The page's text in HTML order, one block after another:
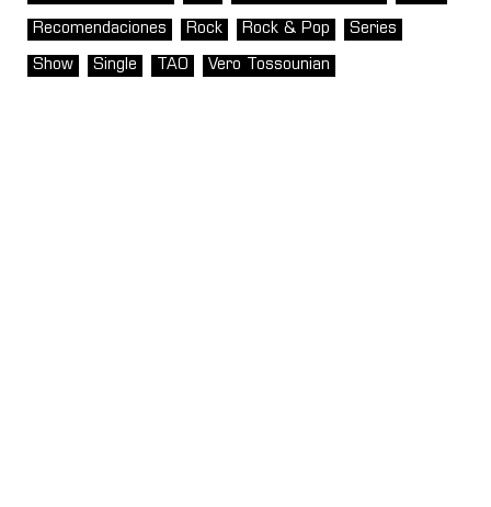
Recomendaciones Rock Rock & Pop Series
Show Single TAO Vero Tossounian